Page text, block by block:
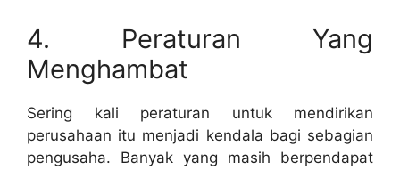
4. Peraturan Yang
Menghambat
Sering kali peraturan untuk mendirikan
perusahaan itu menjadi kendala bagi sebagian
pengusaha. Banyak yang masih berpendapat